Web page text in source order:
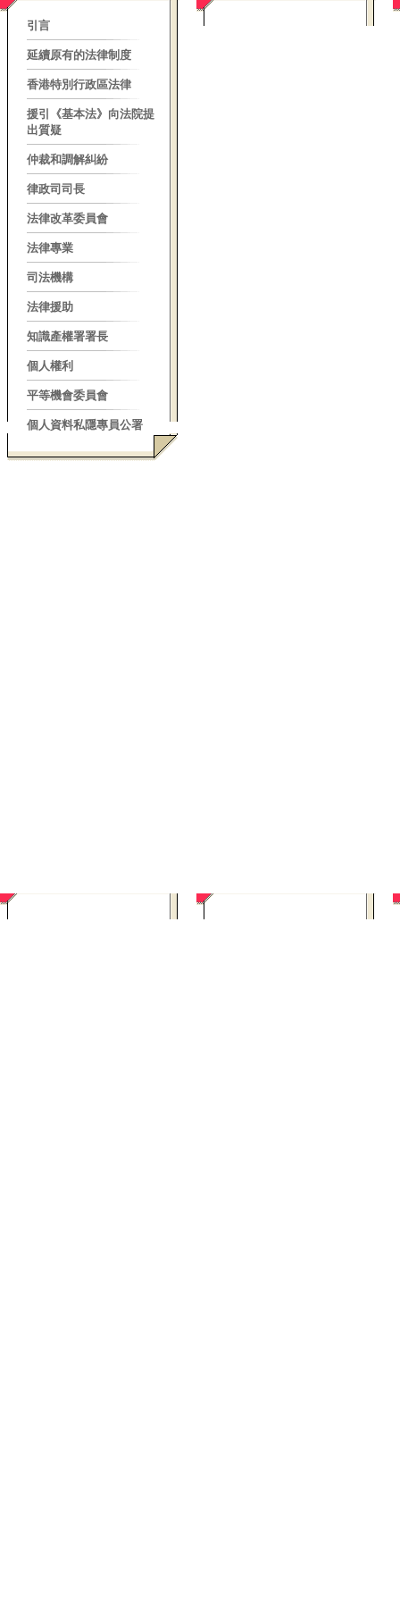
引言
延續原有的法律制度
香港特別行政區法律
援引 《基本法》 向法院提
出質疑
仲裁和調解糾紛
律政司司長
法律改革委員會
法律專業
司法機構
法律援助
知識產權署署長
個人權利
平等機會委員會
個人資料私隱專員公署